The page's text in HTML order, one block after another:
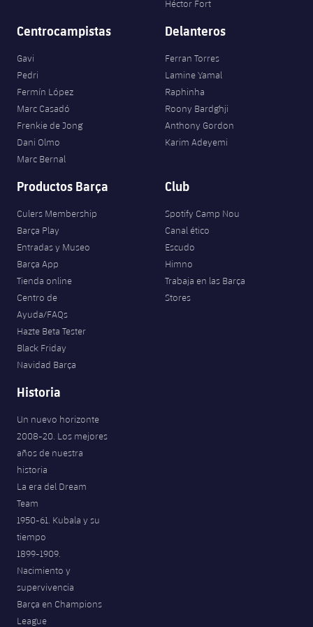
Héctor Fort
Centrocampistas
Gavi
Pedri
Fermín López
Marc Casadó
Frenkie de Jong
Dani Olmo
Marc Bernal
Delanteros
Ferran Torres
Lamine Yamal
Raphinha
Roony Bardghji
Anthony Gordon
Karim Adeyemi
Productos Barça
Culers Membership
Barça Play
Entradas y Museo
Barça App
Tienda online
Centro de
Ayuda/FAQs
Hazte Beta Tester
Black Friday
Navidad Barça
Club
Spotify Camp Nou
Canal ético
Escudo
Himno
Trabaja en las Barça
Stores
Historia
Un nuevo horizonte
2008-20. Los mejores
años de nuestra
historia
La era del Dream
Team
1950-61. Kubala y su
tiempo
1899-1909.
Nacimiento y
supervivencia
Barça en Champions
League